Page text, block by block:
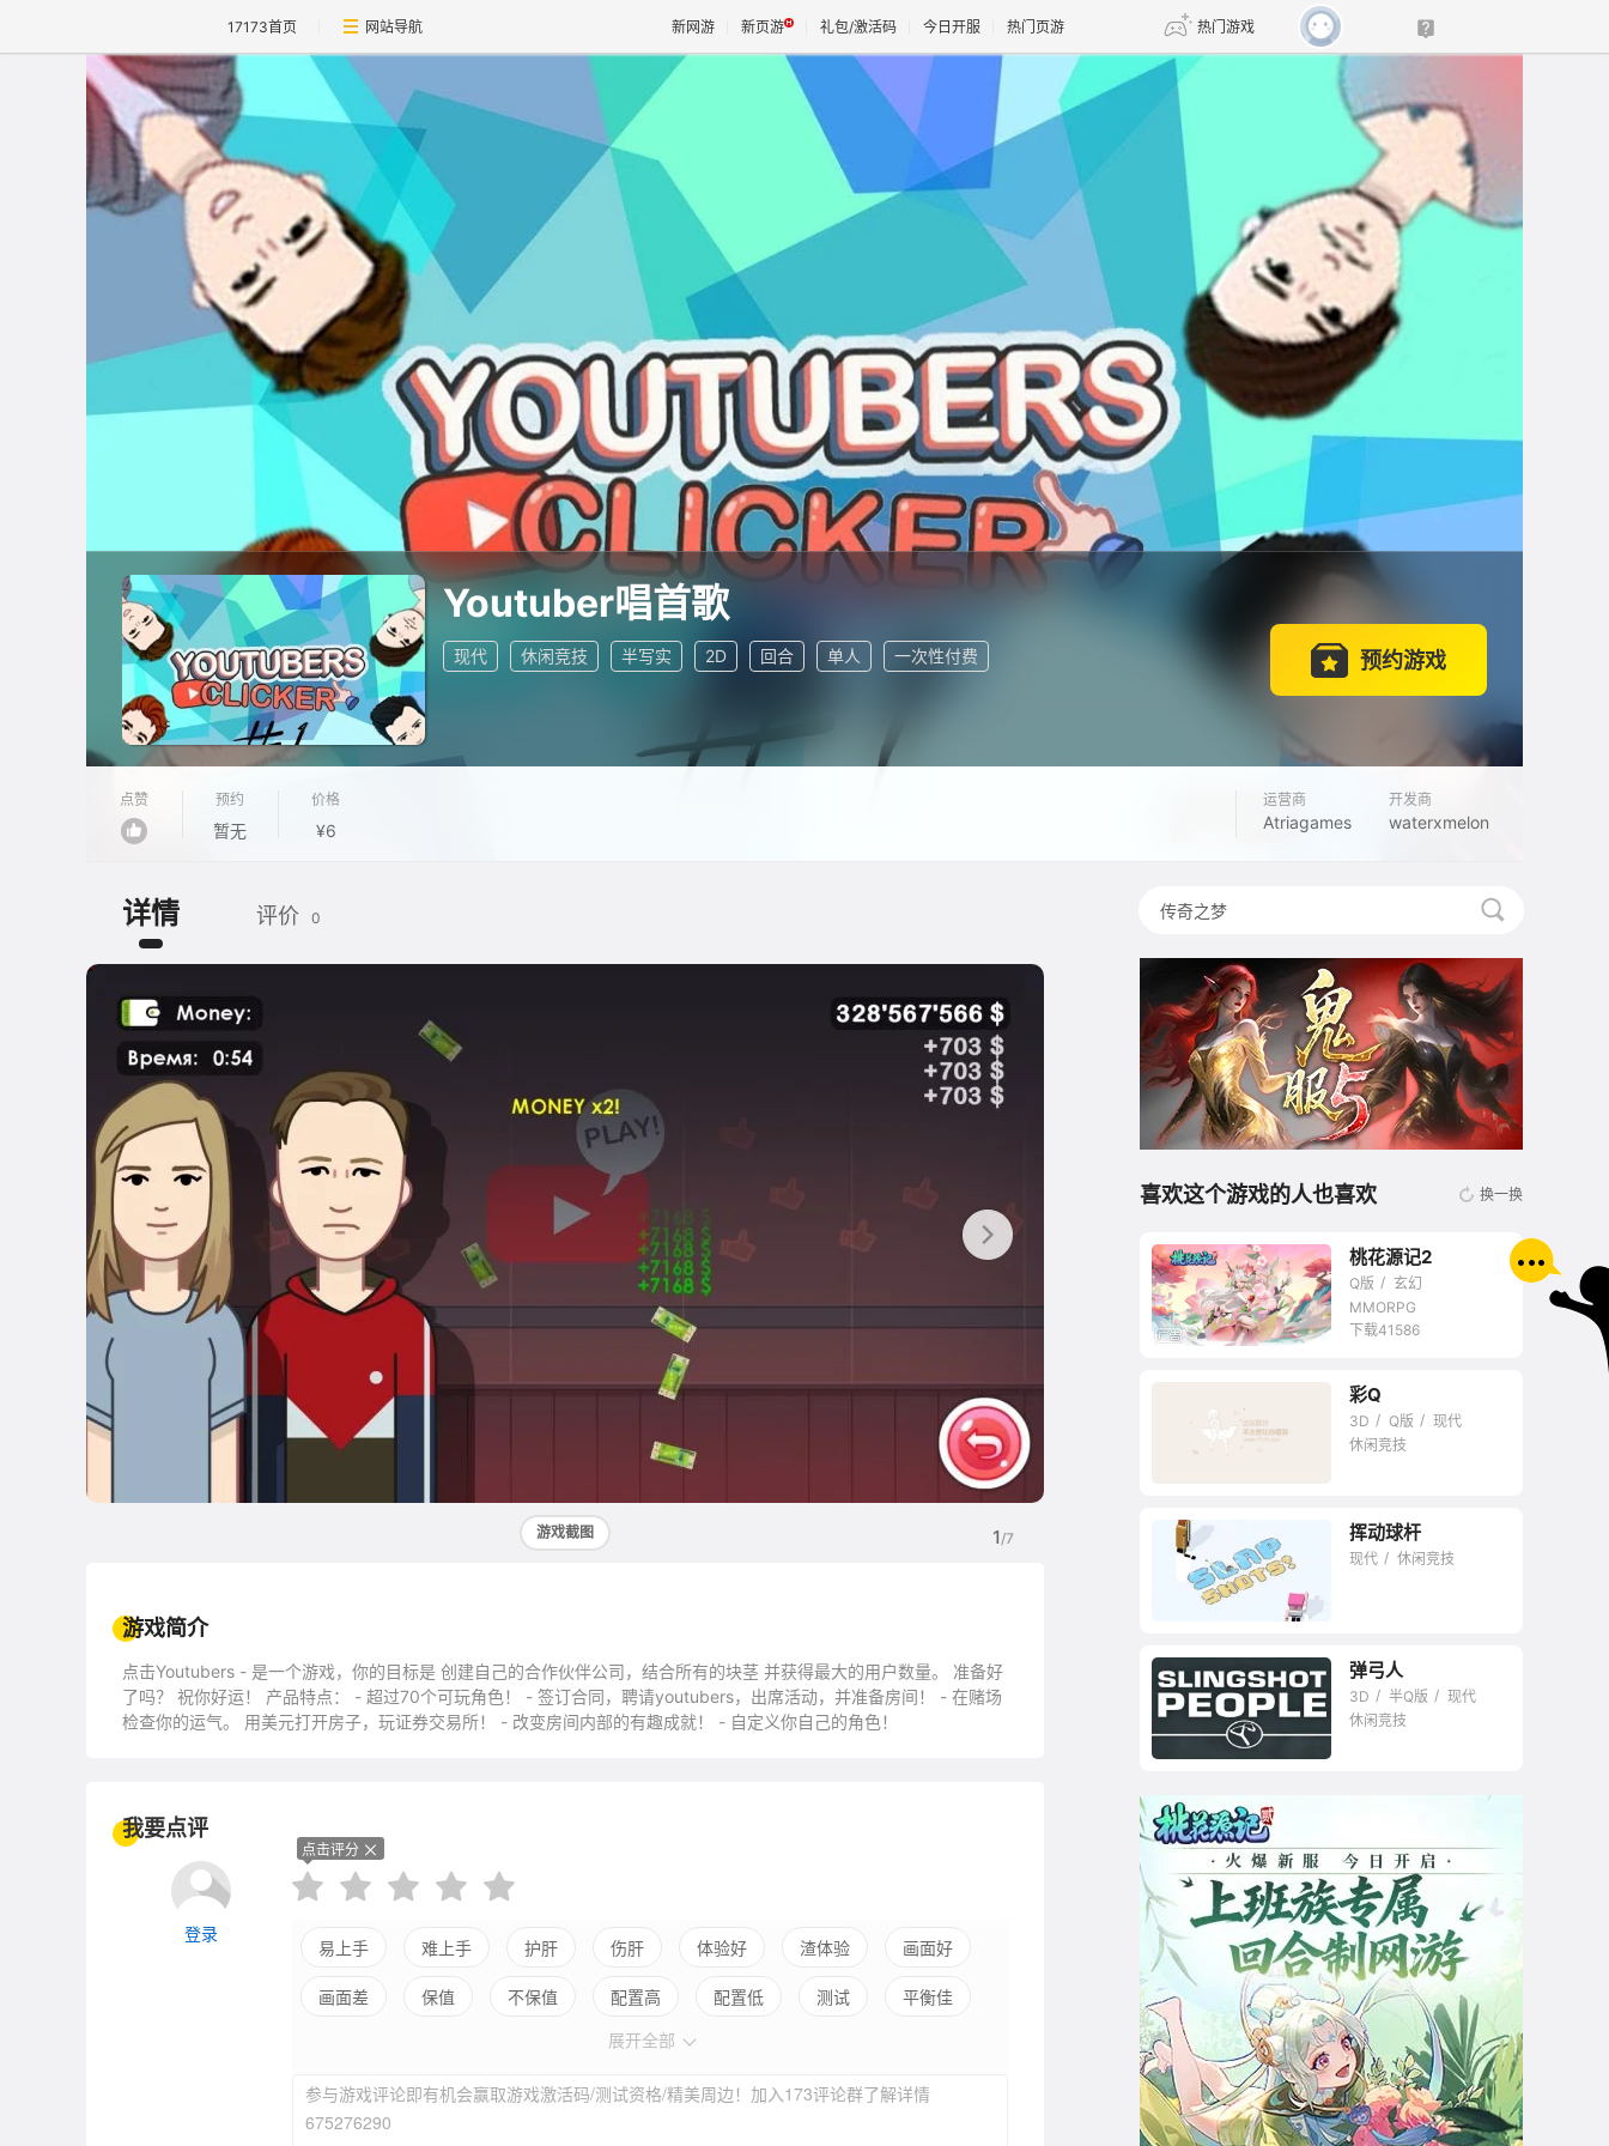
17173首页 网站导航 新网游 新页游 礼包/激活码 今日开服 热门页游 热门游戏
DNF
天堂 新天龙八部
王权与自由 新仙侠5
Youtuber唱首歌
现代 休闲竞技 半写实 2D 回合 单人 一次性付费 预约游戏
点赞 预约
暂无
价格
¥6
运营商
Atriagames
开发商
waterxmelon
详情 评价 0
1/7
游戏截图
游戏简介
点击Youtubers - 是一个游戏，你的目标是 创建自己的合作伙伴公司，结合所有的块茎 并获得最大的用户数量。 准备好
了吗？ 祝你好运！ 产品特点： - 超过70个可玩角色！ - 签订合同，聘请youtubers，出席活动，并准备房间！ - 在赌场
检查你的运气。 用美元打开房子，玩证券交易所！ - 改变房间内部的有趣成就！ - 自定义你自己的角色！
我要点评
登录
点击评分
易上手 难上手 护肝 伤肝 体验好 渣体验 画面好
画面差 保值 不保值 配置高 配置低 测试 平衡佳
展开全部
参与游戏评论即有机会赢取游戏激活码/测试资格/精美周边！加入173评论群了解详情
675276290
喜欢这个游戏的人也喜欢 换一换
网游
桃花源记2
Q版
玄幻
MMORPG
下载41586
彩Q
3D Q版
现代
休闲竞技
挥动球杆
现代 休闲竞技
弹弓人
3D 半Q版
现代
休闲竞技